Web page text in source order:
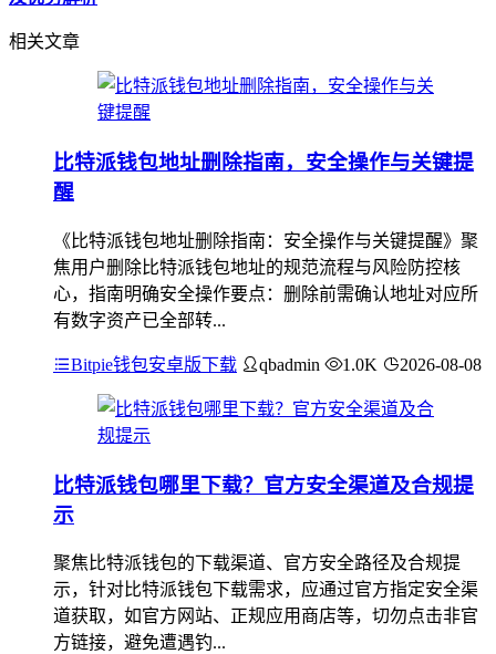
相关文章
比特派钱包地址删除指南，安全操作与关键提
醒
《比特派钱包地址删除指南：安全操作与关键提醒》聚
焦用户删除比特派钱包地址的规范流程与风险防控核
心，指南明确安全操作要点：删除前需确认地址对应所
有数字资产已全部转...
Bitpie钱包安卓版下载 qbadmin 1.0K 2026-08-08
比特派钱包哪里下载？官方安全渠道及合规提
示
聚焦比特派钱包的下载渠道、官方安全路径及合规提
示，针对比特派钱包下载需求，应通过官方指定安全渠
道获取，如官方网站、正规应用商店等，切勿点击非官
方链接，避免遭遇钓...